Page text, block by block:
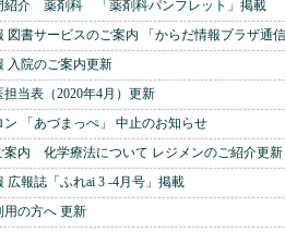
紹介 薬剤科 「薬剤科パンフレット」掲載
図書サービスのご案内 「からだ情報プラザ通
入院のご案内更新
当表（2020年4月）更新
ン 「あづまっぺ」 中止のお知らせ
案内 化学療法について レジメンのご紹介更新
広報誌「ふれai 3 -4月号」掲載
用の方へ 更新